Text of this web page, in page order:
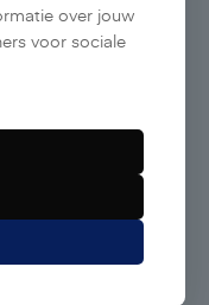
Lees meer
over jouw
voor sociale